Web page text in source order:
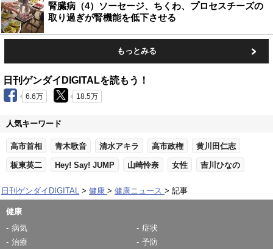
腎臓病（4）ソーセージ、ちくわ、プロセスチーズの
取り過ぎが腎機能を低下させる
もっとみる
日刊ゲンダイDIGITALを読もう！
6.6万 18.5万
人気キーワード
高市首相 青木歌音 清水アキラ 高市政権 黄川田仁志
板東英二 Hey! Say! JUMP 山崎怜奈 女性 吉川ひなの
日刊ゲンダイDIGITAL 健康 健康ニュース 記事
健康
病気
症状
治療
予防